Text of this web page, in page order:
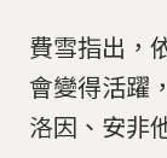
費雪指出，
會變得活躍
洛因、安非